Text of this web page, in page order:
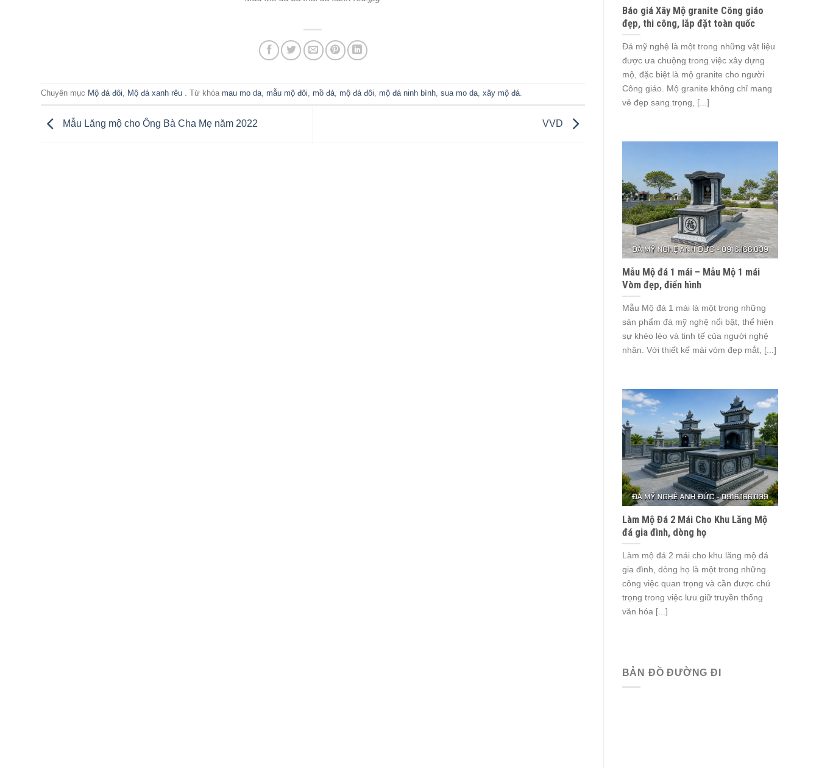
Chuyên mục Mộ đá đôi, Mộ đá xanh rêu . Từ khóa mau mo da, mẫu mộ đôi, mồ đá, mộ đá đôi, mộ đá ninh bình, sua mo da, xây mộ đá.
Mẫu Lăng mộ cho Ông Bà Cha Mẹ năm 2022 VVD
Báo giá Xây Mộ granite Công giáo
đẹp, thi công, lắp đặt toàn quốc
Đá mỹ nghệ là một trong những vật liệu
được ưa chuộng trong việc xây dựng
mộ, đặc biệt là mộ granite cho người
Công giáo. Mộ granite không chỉ mang
vẻ đẹp sang trọng, [...]
Mẫu Mộ đá 1 mái – Mẫu Mộ 1 mái
Vòm đẹp, điển hình
Mẫu Mộ đá 1 mái là một trong những
sản phẩm đá mỹ nghệ nổi bật, thể hiện
sự khéo léo và tinh tế của người nghệ
nhân. Với thiết kế mái vòm đẹp mắt, [...]
Làm Mộ Đá 2 Mái Cho Khu Lăng Mộ
đá gia đình, dòng họ
Làm mộ đá 2 mái cho khu lăng mộ đá
gia đình, dòng họ là một trong những
công việc quan trọng và cần được chú
trọng trong việc lưu giữ truyền thống
văn hóa [...]
BẢN ĐỒ ĐƯỜNG ĐI